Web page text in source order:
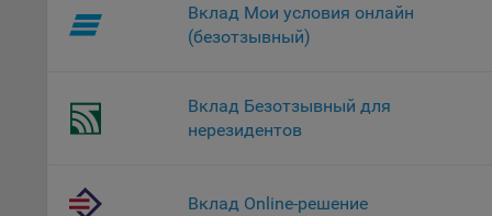
Вклад Мои условия онлайн
(безотзывный)
Вклад Безотзывный для
нерезидентов
Вклад Online-решение